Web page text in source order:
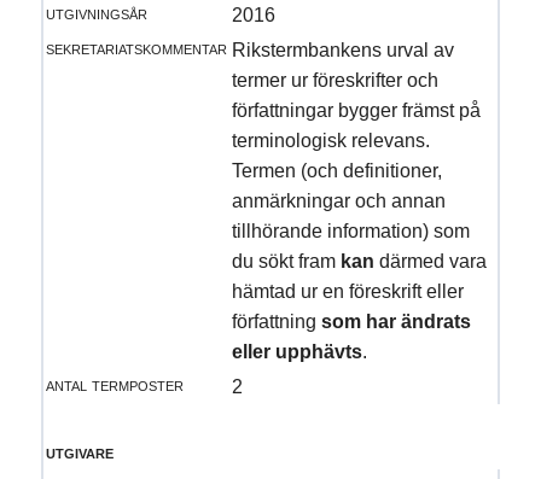
utgivningsår
2016
sekretariatskommentar Rikstermbankens urval av
termer ur föreskrifter och
författningar bygger främst på
terminologisk relevans.
Termen (och definitioner,
anmärkningar och annan
tillhörande information) som
du sökt fram kan därmed vara
hämtad ur en föreskrift eller
författning som har ändrats
eller upphävts.
antal termposter
2
utgivare